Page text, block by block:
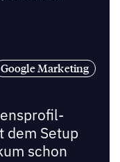
Google Marketing
dem Setup
schon